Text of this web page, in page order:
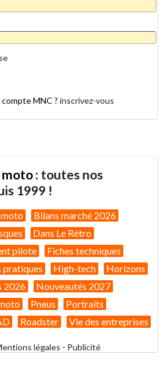
MNC ? inscrivez-vous
: toutes nos
1999 !
moto
Bilans marché 2026
Dans Le Rétro
pilote
Fiches techniques
pratiques High-tech
Horizons
2026
Nouveautés 2027
Pneus
Portraits
Roadster Vie des entreprises
légales - Publicité